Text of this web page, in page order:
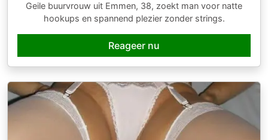
Geile buurvrouw uit Emmen, 38, zoekt man voor natte
hookups en spannend plezier zonder strings.
Reageer nu